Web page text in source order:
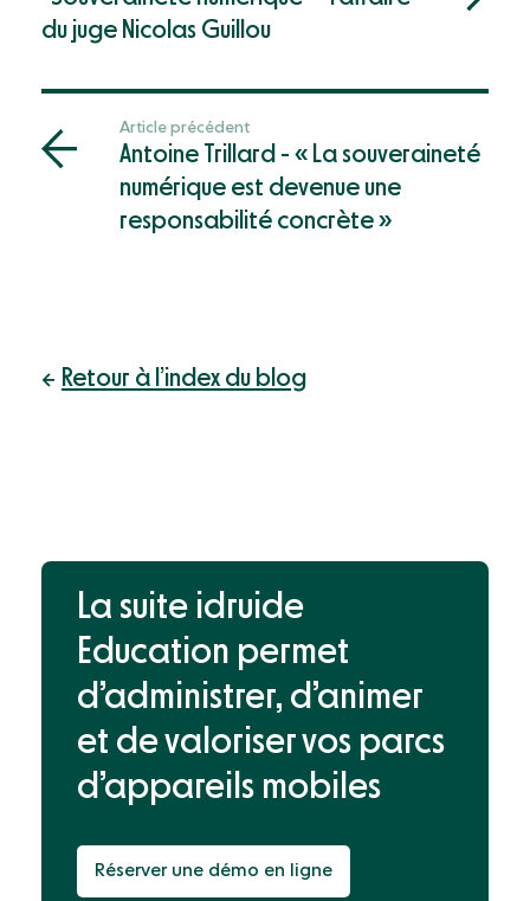
Article précédent
Antoine Trillard - « La souveraineté
numérique est devenue une
responsabilité concrète »
du juge Nicolas Guillou
Retour à l’index du blog
La suite idruide
Education permet
d’administrer, d’animer
et de valoriservos parcs
d’appareils mobiles
Réserver une démo en ligne